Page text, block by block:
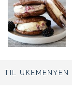
TIL UKEMENYEN